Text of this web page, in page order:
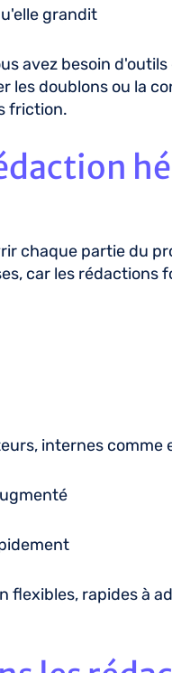
grandit
avez besoin
les doublons ou la
friction.
chaque partie du
car les rédactions
internes comme
flexibles, rapides à